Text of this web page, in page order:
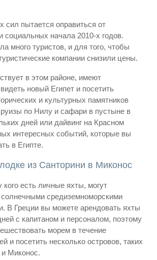
сил пытается оправиться от
социальных начала 2010-х годов.
много туристов, и для того, чтобы
компании снизили цены.
в этом районе, имеют
новый Египет и посетить
и культурных памятников
по Нилу и сафари в пустыне в
дней или дайвинг на Красном
интересных событий, которые вы
в Египте.
из Санторини в Миконос
кого есть личные яхты, могут
средиземноморскими
В Греции вы можете арендовать яхты
с капитаном и персоналом, поэтому
морем в течение
и посетить несколько островов, таких
и Миконос.